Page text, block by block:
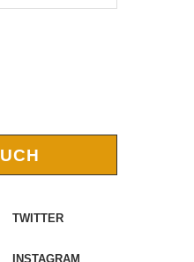
TWITTER
INSTAGRAM